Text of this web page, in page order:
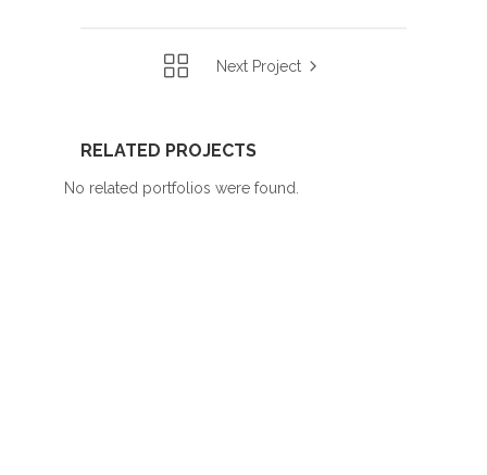
Next Project
RELATED PROJECTS
No related portfolios were found.